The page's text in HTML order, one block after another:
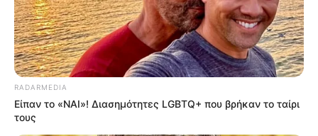
RADARMEDIA
Είπαν το «ΝΑΙ»! Διασημότητες LGBTQ+ που βρήκαν το ταίρι
τους